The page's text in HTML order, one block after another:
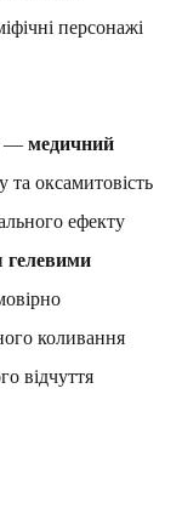
персонажі
— медичний
та оксамитовість
ефекту
гелевими
коливання
відчуття